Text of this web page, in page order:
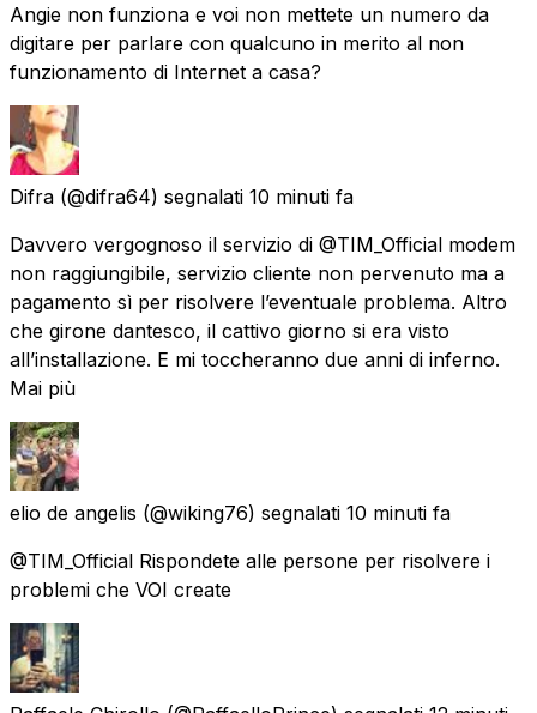
Angie non funziona e voi non mettete un numero da
digitare per parlare con qualcuno in merito al non
funzionamento di Internet a casa?
Difra (@difra64) segnalati 10 minuti fa
Davvero vergognoso il servizio di @TIM_Official modem
non raggiungibile, servizio cliente non pervenuto ma a
pagamento sì per risolvere l’eventuale problema. Altro
che girone dantesco, il cattivo giorno si era visto
all’installazione. E mi toccheranno due anni di inferno.
Mai più
elio de angelis (@wiking76) segnalati 10 minuti fa
@TIM_Official Rispondete alle persone per risolvere i
problemi che VOI create